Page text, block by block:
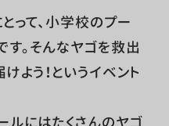
って、小学校のプー
。そんなヤゴを救出
よう！というイベント